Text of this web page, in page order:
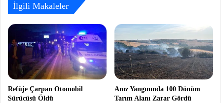
İlgili Makaleler
Refüje Çarpan Otomobil
Sürücüsü Öldü
Anız Yangınında 100 Dönüm
Tarım Alanı Zarar Gördü